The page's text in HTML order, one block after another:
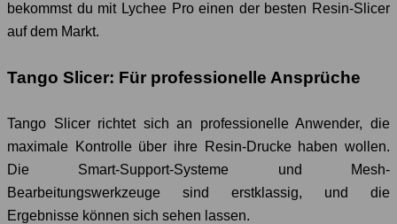
bekommst du mit Lychee Pro einen der besten Resin-Slicer
auf dem Markt.
Tango Slicer: Für professionelle Ansprüche
Tango Slicer richtet sich an professionelle Anwender, die
maximale Kontrolle über ihre Resin-Drucke haben wollen.
Die Smart-Support-Systeme und Mesh-
Bearbeitungswerkzeuge sind erstklassig, und die
Ergebnisse können sich sehen lassen.